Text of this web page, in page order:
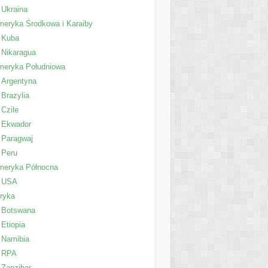
Ukraina
Środkowa i Karaiby
Kuba
Nikaragua
Południowa
Argentyna
Brazylia
Czile
Ekwador
Paragwaj
Peru
Północna
USA
Botswana
Etiopia
Namibia
RPA